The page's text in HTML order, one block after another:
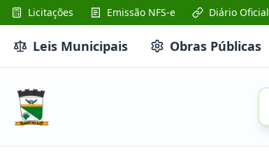
Licitações Emissão NFS-e Diário Oficial
Leis Municipais Obras Públicas